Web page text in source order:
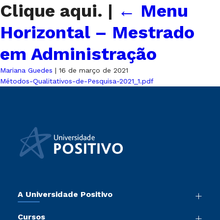
Clique aqui. | ← Menu
Horizontal – Mestrado
em Administração
Mariana Guedes | 16 de março de 2021
Métodos-Qualitativos-de-Pesquisa-2021_1.pdf
A Universidade Positivo
Cursos